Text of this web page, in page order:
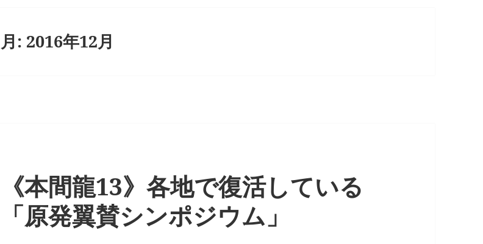
月: 2016年12月
《本間龍13》各地で復活している
「原発翼賛シンポジウム」